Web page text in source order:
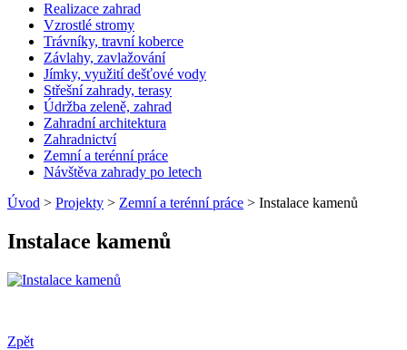
Realizace zahrad
Vzrostlé stromy
Trávníky, travní koberce
Závlahy, zavlažování
Jímky, využití dešťové vody
Střešní zahrady, terasy
Údržba zeleně, zahrad
Zahradní architektura
Zahradnictví
Zemní a terénní práce
Návštěva zahrady po letech
Úvod > Projekty > Zemní a terénní práce > Instalace kamenů
Instalace kamenů
Zpět